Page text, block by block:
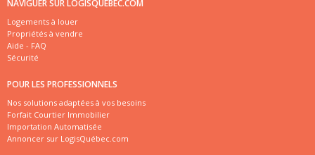
NAVIGUER SUR LOGISQUÉBEC.COM
Logements à louer
Propriétés à vendre
Aide - FAQ
Sécurité
POUR LES PROFESSIONNELS
Nos solutions adaptées à vos besoins
Forfait Courtier Immobilier
Importation Automatisée
Annoncer sur LogisQuébec.com